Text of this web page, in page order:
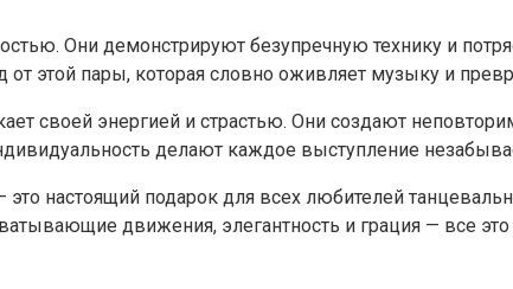
Они демонстрируют безупречную технику и
этой пары, которая словно оживляет музыку и
своей энергией и страстью. Они создают
делают каждое выступление
настоящий подарок для всех любителей
движения, элегантность и грация — все